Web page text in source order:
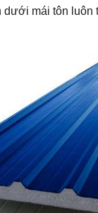
dưới mái tôn luôn